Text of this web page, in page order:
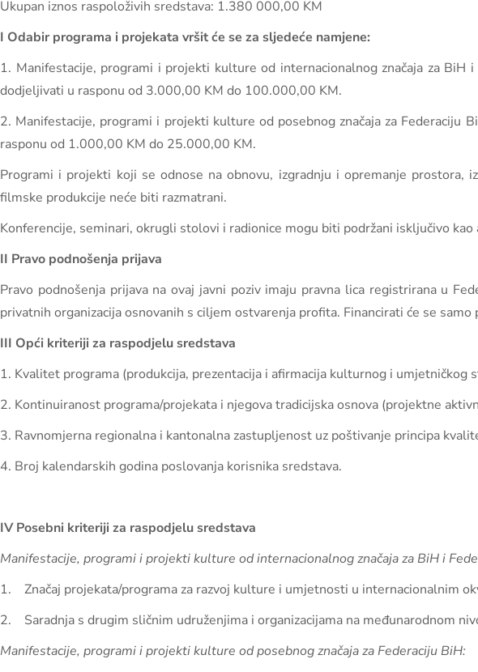
Ukupan iznos raspoloživih sredstava: 1.380 000,00 KM
I Odabir programa i projekata vršit će se za sljedeće namjene:
1. Manifestacije, programi i projekti kulture od internacionalnog značaja za
dodjeljivati u rasponu od 3.000,00 KM do 100.000,00 KM.
2. Manifestacije, programi i projekti kulture od posebnog značaja za
rasponu od 1.000,00 KM do 25.000,00 KM.
Programi i projekti koji se odnose na obnovu, izgradnju i opremanje prostora,
filmske produkcije neće biti razmatrani.
Konferencije, seminari, okrugli stolovi i radionice mogu biti podržani isključivo
II Pravo podnošenja prijava
Pravo podnošenja prijava na ovaj javni poziv imaju pravna lica registrirana u
privatnih organizacija osnovanih s ciljem ostvarenja profita. Financirati će se
III Opći kriteriji za raspodjelu sredstava
1. Kvalitet programa (produkcija, prezentacija i afirmacija kulturnog i umjetničkog
2. Kontinuiranost programa/projekata i njegova tradicijska osnova (projektne
3. Ravnomjerna regionalna i kantonalna zastupljenost uz poštivanje principa
4. Broj kalendarskih godina poslovanja korisnika sredstava.
IV Posebni kriteriji za raspodjelu sredstava
Manifestacije, programi i projekti kulture od internacionalnog značaja za BiH i
1. Značaj projekata/programa za razvoj kulture i umjetnosti u internacionalnim
2. Saradnja s drugim sličnim udruženjima i organizacijama na međunarodnom
Manifestacije, programi i projekti kulture od posebnog značaja za Federaciju BiH: